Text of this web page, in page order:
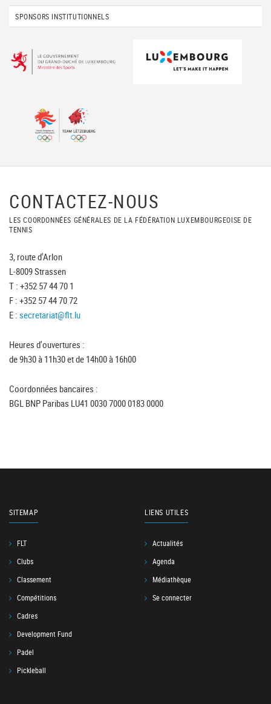
SPONSORS INSTITUTIONNELS
CONTACTEZ-NOUS
LES COORDONNÉES GÉNÉRALES DE LA FÉDÉRATION LUXEMBOURGEOISE DE
TENNIS
3, route d'Arlon
L-8009 Strassen
T : +352 57 44 70 1
F : +352 57 44 70 72
E : secretariat@flt.lu
Heures d'ouvertures :
de 9h30 à 11h30 et de 14h00 à 16h00
Coordonnées bancaires :
BGL BNP Paribas LU41 0030 7000 0183 0000
SITEMAP
FLT
Clubs
Classement
Compétitions
Cadres
Development Fund
Padel
Pickleball
LIENS UTILES
Actualités
Agenda
Médiathèque
Se connecter